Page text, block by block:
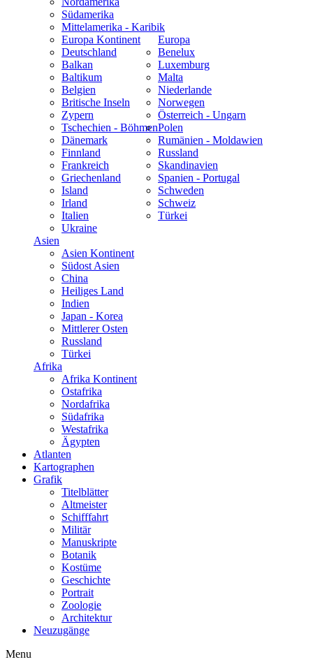
Südamerika
Mittelamerika - Karibik
Europa
Europa Kontinent
Deutschland
Balkan
Baltikum
Belgien
Britische Inseln
Zypern
Tschechien - Böhmen
Dänemark
Finnland
Frankreich
Griechenland
Island
Irland
Italien
Benelux
Luxemburg
Malta
Niederlande
Norwegen
Österreich - Ungarn
Polen
Rumänien - Moldawien
Russland
Skandinavien
Spanien - Portugal
Schweden
Schweiz
Türkei
Ukraine
Asien
Asien Kontinent
Südost Asien
China
Heiliges Land
Indien
Japan - Korea
Mittlerer Osten
Russland
Türkei
Afrika
Afrika Kontinent
Ostafrika
Nordafrika
Südafrika
Westafrika
Ägypten
Atlanten
Kartographen
Grafik
Titelblätter
Altmeister
Schifffahrt
Militär
Manuskripte
Botanik
Kostüme
Geschichte
Portrait
Zoologie
Architektur
Neuzugänge
Menu